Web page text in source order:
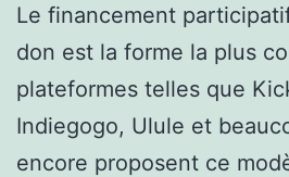
Le financement
don est la forme la plus
plateformes telles que
Indiegogo, Ulule et
encore proposent ce